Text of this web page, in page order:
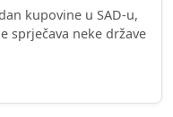
kupovine u SAD-u,
sprječava neke države